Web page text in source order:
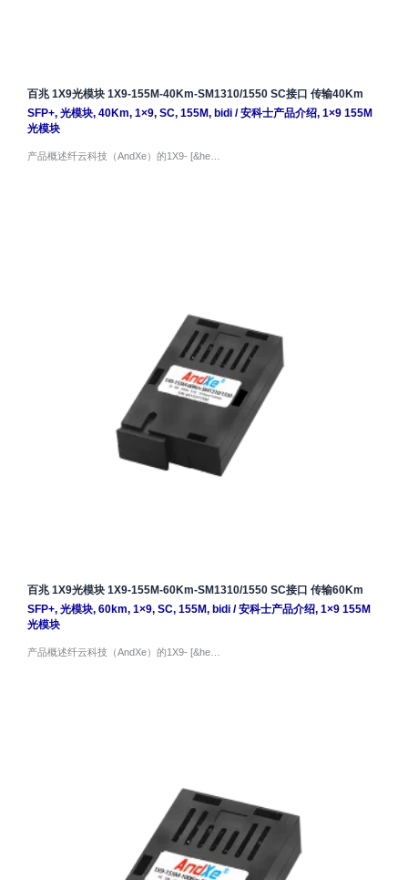
百兆 1X9光模块 1X9-155M-40Km-SM1310/1550 SC接口 传输40Km
SFP+, 光模块, 40Km, 1×9, SC, 155M, bidi/安科士产品介绍, 1×9 155M
光模块
产品概述纤云科技（AndXe）的1X9- [&he…
百兆 1X9光模块 1X9-155M-60Km-SM1310/1550 SC接口 传输60Km
SFP+, 光模块, 60km, 1×9, SC, 155M, bidi/安科士产品介绍, 1×9 155M
光模块
产品概述纤云科技（AndXe）的1X9- [&he…